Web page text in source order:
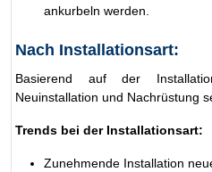
ankurbeln werden.
Nach Installationsart:
Basierend auf der
Neuinstallation und Nachrüstung
Trends bei der Installationsart:
Zunehmende Installation